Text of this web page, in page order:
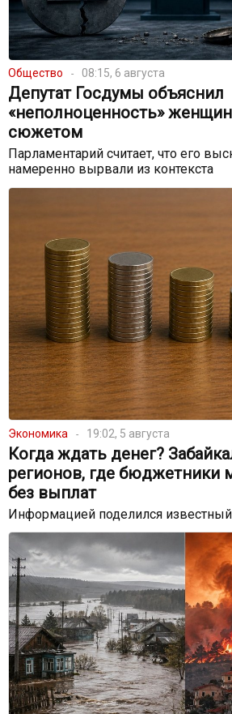
Общество 08:15, 6 августа
Депутат Госдумы объяснил
«неполноценность»
сюжетом
Парламентарий считает, что его
намеренно вырвали из контекста
Экономика 19:02, 5 августа
Когда ждать денег?
регионов, где бюджетники
без выплат
Информацией поделился